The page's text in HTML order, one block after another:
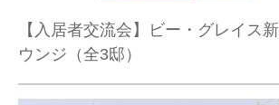
【入居者交流会】ビー・グレイス
ウンジ（全3邸）